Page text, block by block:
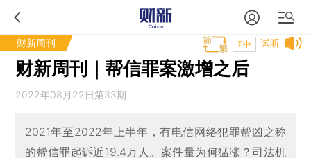
财新周刊 试听
T中
财新周刊｜帮信罪案激增之后
2022年08月22日第33期
2021年至2022年上半年，有电信网络犯罪帮凶之称
的帮信罪起诉近19.4万人。案件量为何猛涨？司法机